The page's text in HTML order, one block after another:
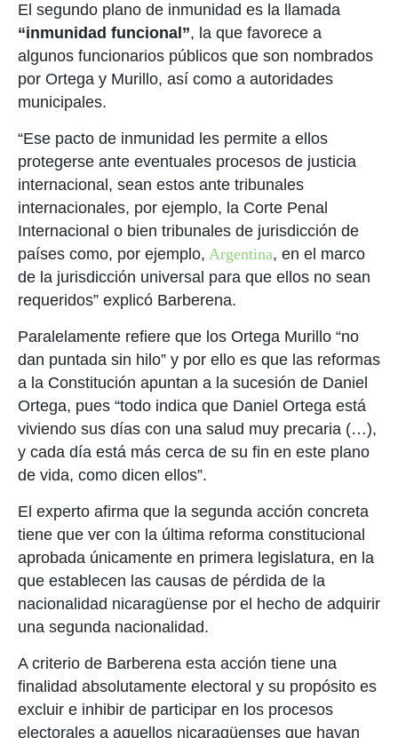
El segundo plano de inmunidad es la llamada
“inmunidad funcional”, la que favorece a
algunos funcionarios públicos que son nombrados
por Ortega y Murillo, así como a autoridades
municipales.
“Ese pacto de inmunidad les permite a ellos
protegerse ante eventuales procesos de justicia
internacional, sean estos ante tribunales
internacionales, por ejemplo, la Corte Penal
Internacional o bien tribunales de jurisdicción de
países como, por ejemplo, Argentina, en el marco
de la jurisdicción universal para que ellos no sean
requeridos” explicó Barberena.
Paralelamente refiere que los Ortega Murillo “no
dan puntada sin hilo” y por ello es que las reformas
a la Constitución apuntan a la sucesión de Daniel
Ortega, pues “todo indica que Daniel Ortega está
viviendo sus días con una salud muy precaria (…),
y cada día está más cerca de su fin en este plano
de vida, como dicen ellos”.
El experto afirma que la segunda acción concreta
tiene que ver con la última reforma constitucional
aprobada únicamente en primera legislatura, en la
que establecen las causas de pérdida de la
nacionalidad nicaragüense por el hecho de adquirir
una segunda nacionalidad.
A criterio de Barberena esta acción tiene una
finalidad absolutamente electoral y su propósito es
excluir e inhibir de participar en los procesos
electorales a aquellos nicaragüenses que hayan